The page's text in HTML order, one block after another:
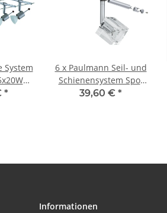
System
*
6 x Paulmann Seil- und
Schienensystem Spot
IceCube 1x35W
39,60 € *
Informationen